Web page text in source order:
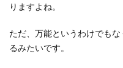
りますよね。
ただ、万能というわけでも
るみたいです。